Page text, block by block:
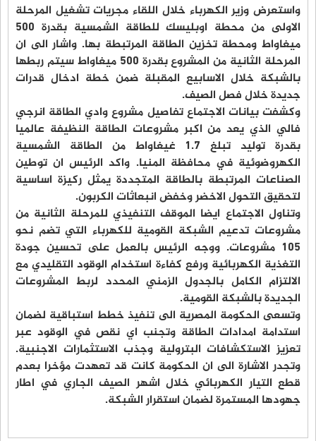
واستعرض وزير الكهرباء خلال اللقاء مجريات تشغيل المرحلة
الاولى من محطة اوبليسك للطاقة الشمسية بقدرة 500
ميغاواط ومحطة تخزين الطاقة المرتبطة بها. واشار الى ان
المرحلة الثانية من المشروع بقدرة 500 ميغاواط سيتم ربطها
بالشبكة خلال الاسابيع المقبلة ضمن خطة ادخال قدرات
جديدة خلال فصل الصيف.
وكشفت بيانات الاجتماع تفاصيل مشروع وادي الطاقة انرجي
فالي الذي يعد من اكبر مشروعات الطاقة النظيفة عالميا
بقدرة توليد تبلغ 1.7 غيغاواط من الطاقة الشمسية
الكهروضوئية في محافظة المنيا. واكد الرئيس ان توطين
الصناعات المرتبطة بالطاقة المتجددة يمثل ركيزة اساسية
لتحقيق التحول الاخضر وخفض انبعاثات الكربون.
وتناول الاجتماع ايضا الموقف التنفيذي للمرحلة الثانية من
مشروعات تدعيم الشبكة القومية للكهرباء التي تضم نحو
105 مشروعات. ووجه الرئيس بالعمل على تحسين جودة
التغذية الكهربائية ورفع كفاءة استخدام الوقود التقليدي مع
الالتزام الكامل بالجدول الزمني المحدد لربط المشروعات
الجديدة بالشبكة القومية.
وتسعى الحكومة المصرية الى تنفيذ خطط استباقية لضمان
استدامة امدادات الطاقة وتجنب اي نقص في الوقود عبر
تعزيز الاستكشافات البترولية وجذب الاستثمارات الاجنبية.
وتجدر الاشارة الى ان الحكومة كانت قد تعهدت مؤخرا بعدم
قطع التيار الكهربائي خلال اشهر الصيف الجاري في اطار
جهودها المستمرة لضمان استقرار الشبكة.